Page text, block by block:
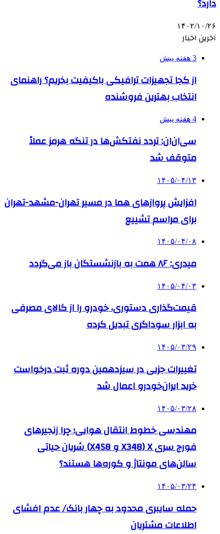
دارد؟
۱۴۰۲/۱۰/۲۶
آخرین اخبار
3 هفته پیش
از کجا تجهیزات ترافیکی باکیفیت بخریم؟ راهنمای
انتخاب بهترین فروشنده
4 هفته پیش
سی‌ان‌ان: تردد نفتکش‌ها در تنگه هرمز عملاً
متوقف شد
۱۴۰۵/۰۴/۱۳
افزایش پروازهای هما در مسیر تهران-مشهد-تهران
برای مراسم تشییع
۱۴۰۵/۰۴/۰۸
میدری: ۸۶ همت به بازنشستگان باز می‌گردد
۱۴۰۵/۰۴/۰۳
قیمت‌گذاری دستوری، خودرو را از کالای مصرفی
به ابزار سوداگری تبدیل کرده
۱۴۰۵/۰۳/۲۹
تغییرات جزیی در سیزدهمین دوره ثبت درخواست
خرید ایران‌خودرو اعمال شد
۱۴۰۵/۰۳/۲۸
مهندسی خطوط انتقال هوایی؛ چرا زنجیرهای
فورج سری X (X348 و X458) شریان حیاتی
سالن‌های مونتاژ و کوره‌ها هستند؟
۱۴۰۵/۰۳/۲۴
حمله سایبری محدود به چهار بانک/ عدم افشای
اطلاعات مشتریان